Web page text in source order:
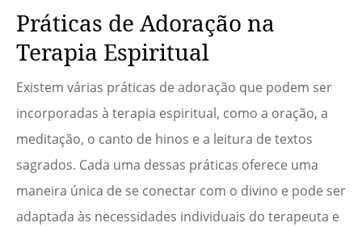
Práticas de Adoração na
Terapia Espiritual
Existem várias práticas de adoração que podem ser
incorporadas à terapia espiritual, como a oração, a
meditação, o canto de hinos e a leitura de textos
sagrados. Cada uma dessas práticas oferece uma
maneira única de se conectar com o divino e pode ser
adaptada às necessidades individuais do terapeuta e